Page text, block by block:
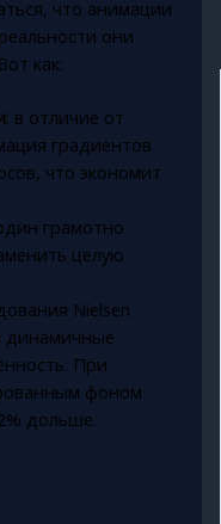
что анимации
они
как:
: в отличие от
градиентов
что экономит
грамотно
целую
Nielsen
динамичные
При
фоном
дольше.